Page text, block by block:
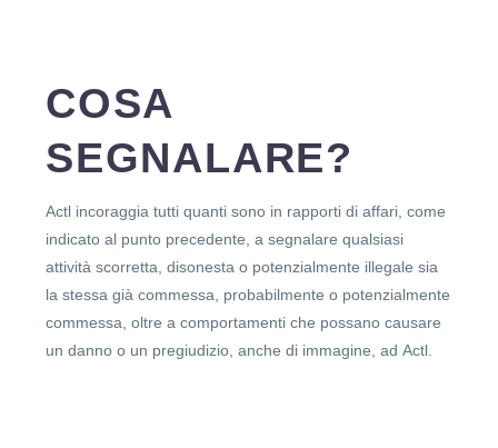
COSA
SEGNALARE?
Actl incoraggia tutti quanti sono in rapporti di affari, come
indicato al punto precedente, a segnalare qualsiasi
attività scorretta, disonesta o potenzialmente illegale sia
la stessa già commessa, probabilmente o potenzialmente
commessa, oltre a comportamenti che possano causare
un danno o un pregiudizio, anche di immagine, ad Actl.